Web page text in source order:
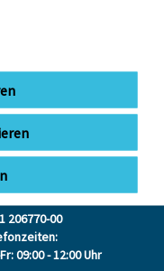
206770-00
09:00 - 12:00 Uhr